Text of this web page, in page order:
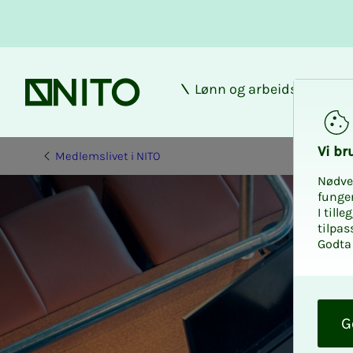
Forsiden
Lønn og arbeidsforhold
Medlemslivet i NITO Vi
I